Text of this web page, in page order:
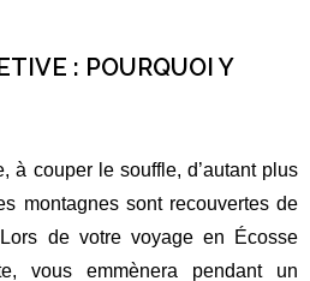
: POURQUOI Y
à couper le souffle, d’autant plus
montagnes sont recouvertes de
de votre voyage en Écosse
vous emmènera pendant un